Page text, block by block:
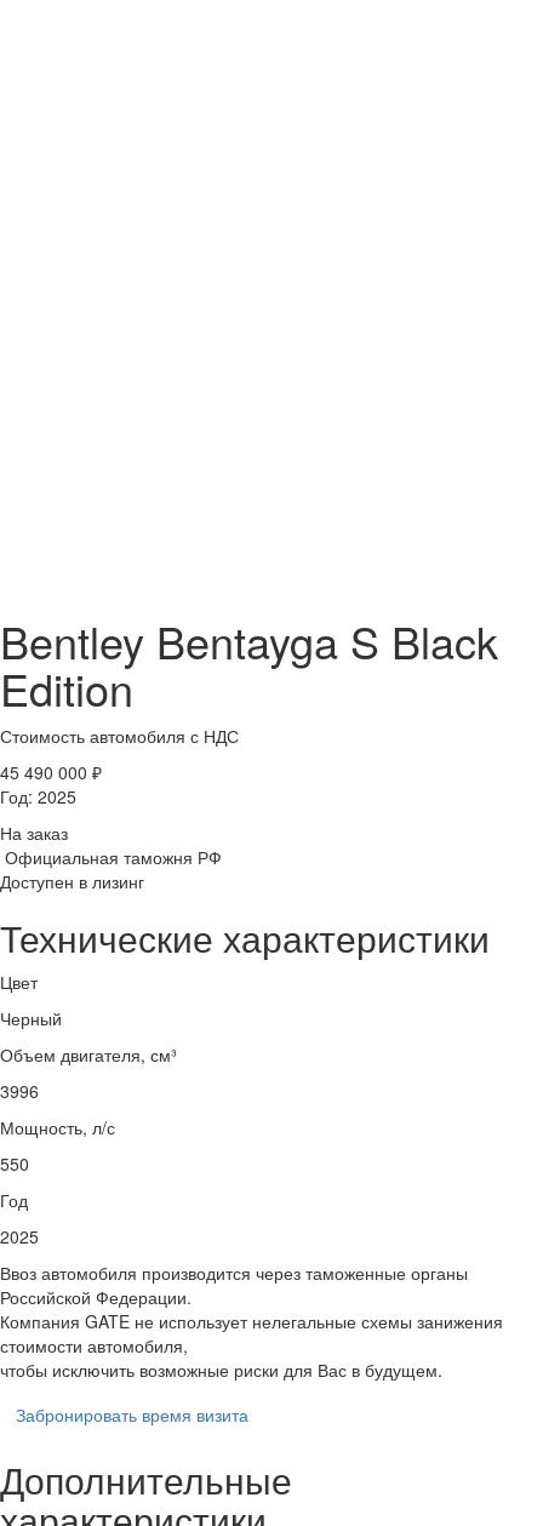
Bentley Bentayga S Black
Edition
Стоимость автомобиля с НДС
45 490 000 ₽
Год: 2025
На заказ
Официальная таможня РФ
Доступен в лизинг
Технические характеристики
Цвет
Черный
Объем двигателя, см³
3996
Мощность, л/с
550
Год
2025
Ввоз автомобиля производится через таможенные органы
Российской Федерации.
Компания GATE не использует нелегальные схемы занижения
стоимости автомобиля,
чтобы исключить возможные риски для Вас в будущем.
Забронировать время визита
Дополнительные